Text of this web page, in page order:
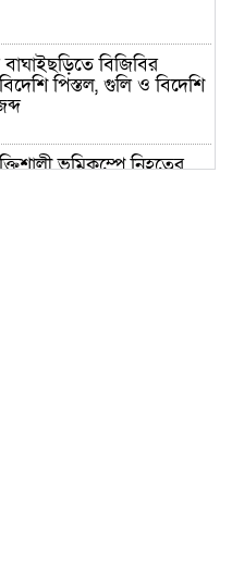
বাঘাইছড়িতে বিজিবির
পিস্তল, গুলি ও বিদেশি
ভূমিকম্পে নিহতের
রহমানের,গ্যাস সঙ্কট